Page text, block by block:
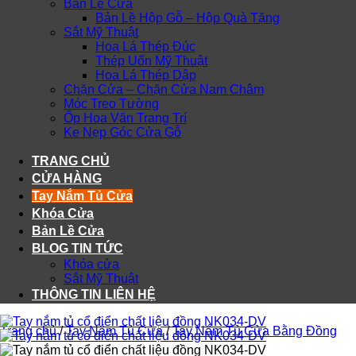
Bản Lề Cửa
Bản Lề Hộp Gỗ – Hộp Quà Tặng
Sắt Mỹ Thuật
Hoa Lá Thép Đúc
Thép Uốn Mỹ Thuật
Hoa Lá Thép Dập
Chặn Cửa – Chặn Cửa Nam Châm
Móc Treo Tường
Ốp Hoa Văn Trang Trí
Ke Nẹp Góc Cửa Gỗ
TRANG CHỦ
CỬA HÀNG
Tay Nắm Tủ Cửa
Khóa Cửa
Bản Lề Cửa
BLOG TIN TỨC
Khóa cửa
Sắt Mỹ Thuật
THÔNG TIN LIÊN HỆ
Trang chủ / Tay Nắm Tủ Cửa / Tay Nắm Tủ Cửa Bằng Đồng